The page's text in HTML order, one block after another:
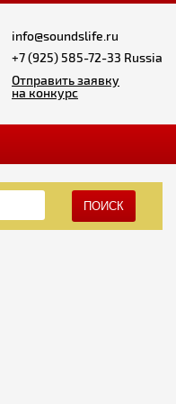
info@soundslife.ru
+7 (925) 585-72-33 Russia
Отправить заявку
на конкурс
ПОИСК